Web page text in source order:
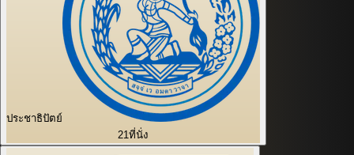
ประชาธิปัตย์
21ที่นั่ง